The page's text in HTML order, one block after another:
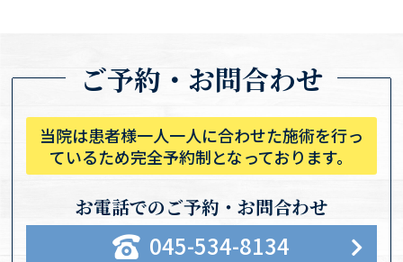
ご予約・お問合わせ
当院は患者様一人一人に合わせた施術を行っ
ているため完全予約制となっております。
お電話でのご予約・お問合わせ
045-534-8134